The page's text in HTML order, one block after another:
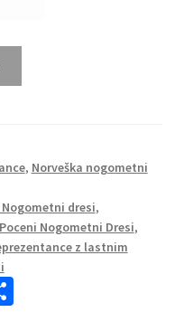
, Norveška nogometni
Nogometni dresi,
Poceni Nogometni Dresi,
z lastnim
S